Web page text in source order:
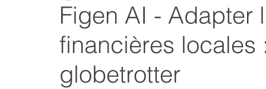
Figen AI - Adapter
financières locales
globetrotter